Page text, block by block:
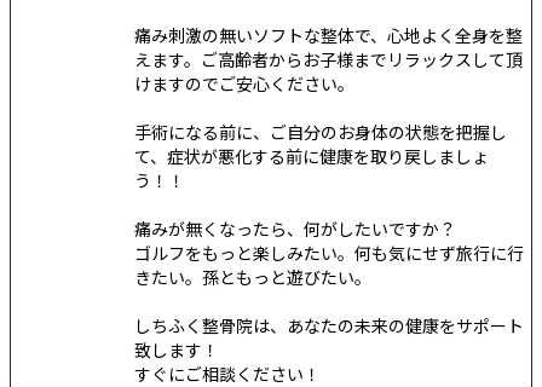
痛み刺激の無いソフトな整体で、心地よく全身を整
えます。ご高齢者からお子様までリラックスして頂
けますのでご安心ください。
手術になる前に、ご自分のお身体の状態を把握し
て、症状が悪化する前に健康を取り戻しましょ
う！！
痛みが無くなったら、何がしたいですか？
ゴルフをもっと楽しみたい。何も気にせず旅行に行
きたい。孫ともっと遊びたい。
しちふく整骨院は、あなたの未来の健康をサポート
致します！
すぐにご相談ください！